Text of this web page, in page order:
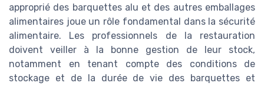
approprié des barquettes alu et des autres emballages
alimentaires joue un rôle fondamental dans la sécurité
alimentaire. Les professionnels de la restauration
doivent veiller à la bonne gestion de leur stock,
notamment en tenant compte des conditions de
stockage et de la durée de vie des barquettes et